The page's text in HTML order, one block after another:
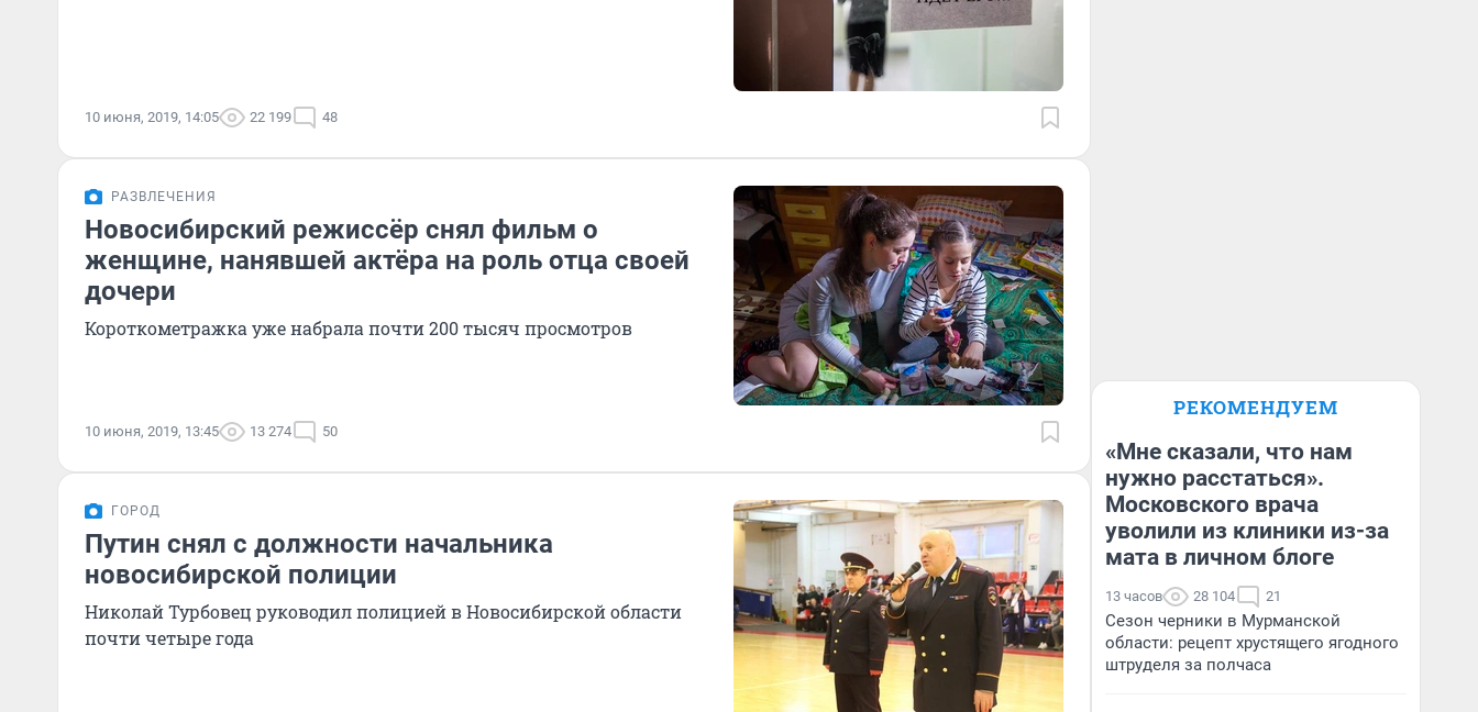
10 июня, 2019, 14:05 22 199 48
РАЗВЛЕЧЕНИЯ
Новосибирский режиссёр снял фильм о
женщине, нанявшей актёра на роль отца своей
дочери
Короткометражка уже набрала почти 200 тысяч просмотров
10 июня, 2019, 13:45 13 274 50
ГОРОД
Путин снял с должности начальника
новосибирской полиции
Николай Турбовец руководил полицией в Новосибирской области
почти четыре года
РЕКОМЕНДУЕМ
«Мне сказали, что нам
нужно расстаться».
Московского врача
уволили из клиники из-за
мата в личном блоге
13 часов 28 104 21
Сезон черники в Мурманской
области: рецепт хрустящего ягодного
штруделя за полчаса